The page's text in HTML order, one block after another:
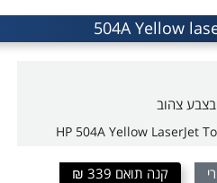
HP 504A Yellow LaserJet
קנה תואם 339 ₪